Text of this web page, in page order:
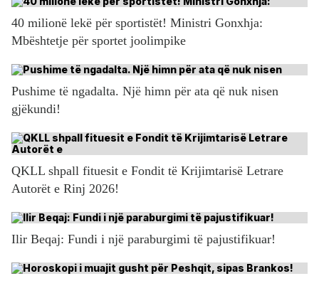
40 milionë lekë për sportistët! Ministri Gonxhja:
Mbështetje për sportet joolimpike
Pushime të ngadalta. Një himn për ata që nuk nisen
gjëkundi!
QKLL shpall fituesit e Fondit të Krijimtarisë Letrare
Autorët e Rinj 2026!
Ilir Beqaj: Fundi i një paraburgimi të pajustifikuar!